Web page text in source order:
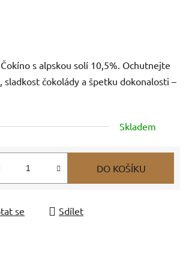
s alpskou solí 10,5%. Ochutnejte
sladkost čokolády a špetku dokonalosti –
Skladem
DO KOŠÍKU
se Sdílet